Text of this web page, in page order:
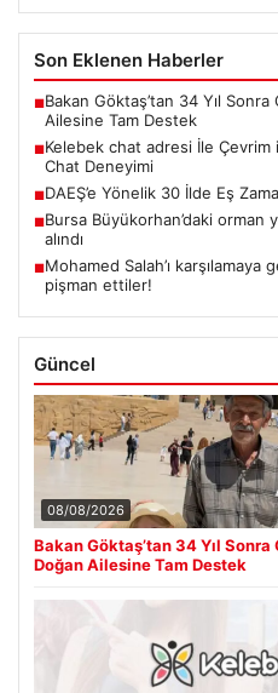
Son Eklenen Haberler
■Bakan Göktaş’tan 34 Yıl
Ailesine Tam Destek
■Kelebek chat adresi İle
Chat Deneyimi
■DAEŞ’e Yönelik 30 İlde Eş
■Bursa Büyükorhan’daki orman
alındı
■Mohamed Salah’ı karşılamaya
pişman ettiler!
Güncel
08/08/2026
Bakan Göktaş’tan 34 Yıl
Doğan Ailesine Tam Destek